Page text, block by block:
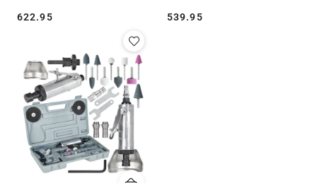
Cena:
622.95 Cena:
539.95